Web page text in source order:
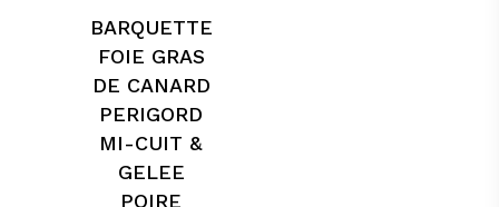
BARQUETTE
FOIE GRAS
DE CANARD
PERIGORD
MI-CUIT &
GELEE
POIRE